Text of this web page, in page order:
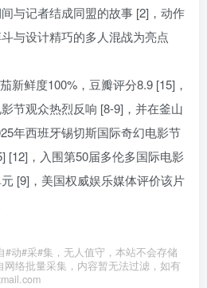
与记者结成同盟的故事 [2]，动作
与设计精巧的多人混战为亮点
新鲜度100%，豆瓣评分8.9 [15]，
节观众热烈反响 [8-9]，并在釜山
年西班牙锡切斯国际奇幻电影节
[12]，入围第50届多伦多国际电影
[9]，美国权威娱乐媒体评价该片
动#采#集，无人值守，本站不会存储
络批量采集，内容暂无法过滤，如有